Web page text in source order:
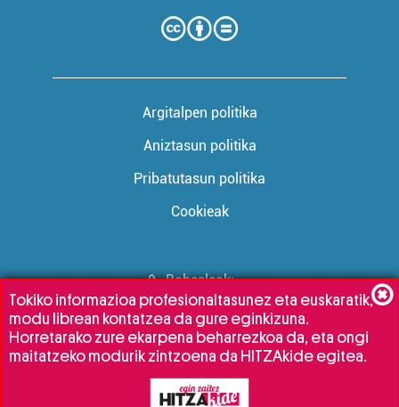
Argitalpen politika
Aniztasun politika
Pribatutasun politika
Cookieak
Babesleak:
Tokiko informazioa profesionaltasunez eta euskaratik,
modu librean kontatzea da gure eginkizuna.
Horretarako zure ekarpena beharrezkoa da, eta ongi
maitatzeko modurik zintzoena da HITZAkide egitea.